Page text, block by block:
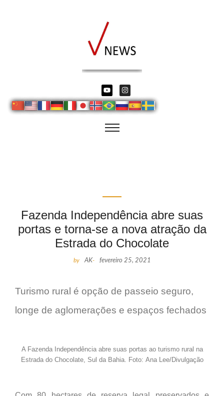
Fazenda Independência abre suas
portas e torna-se a nova atração da
Estrada do Chocolate
by AK- fevereiro 25, 2021
Turismo rural é opção de passeio seguro,
longe de aglomerações e espaços fechados
A Fazenda Independência abre suas portas ao turismo rural na
Estrada do Chocolate, Sul da Bahia. Foto: Ana Lee/Divulgação